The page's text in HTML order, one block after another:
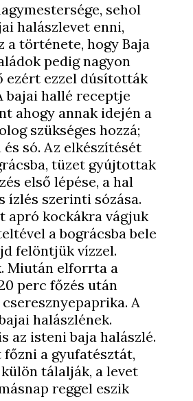
sehol
halászlevet enni,
a története, hogy Baja
pedig nagyon
ezért ezzel dúsították
bajai hallé receptje
ahogy annak idején a
szükséges hozzá;
só. Az elkészítését
tüzet gyújtottak
első lépése, a hal
ízlés szerinti sózása.
apró kockákra vágjuk
a bográcsba bele
felöntjük vízzel.
Miután elforrta a
perc főzés után
A
halászlének.
az isteni baja halászlé.
a gyufatésztát,
tálalják, a levet
reggel eszik